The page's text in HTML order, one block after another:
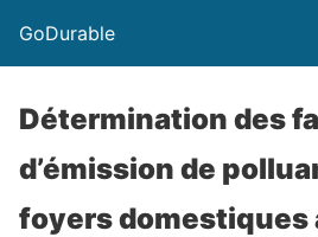
GoDurable
Détermination des
d’émission de
foyers domestiques